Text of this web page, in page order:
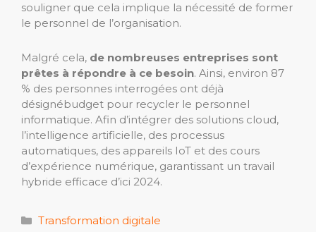
souligner que cela implique la nécessité de former
le personnel de l’organisation.
Malgré cela, de nombreuses entreprises sont
prêtes à répondre à ce besoin. Ainsi, environ 87
% des personnes interrogées ont déjà
désignébudget pour recycler le personnel
informatique. Afin d’intégrer des solutions cloud,
l’intelligence artificielle, des processus
automatiques, des appareils IoT et des cours
d’expérience numérique, garantissant un travail
hybride efficace d’ici 2024.
Catégories
Transformation digitale